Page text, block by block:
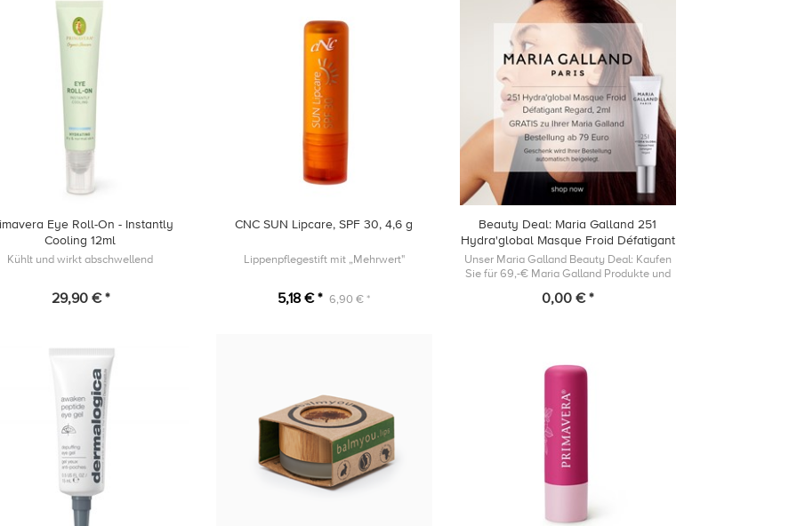
Eye Roll-On - Instantly
Cooling 12ml
Kühlt und wirkt abschwellend
29,90 € *
CNC SUN Lipcare, SPF 30, 4,6 g
Lippenpflegestift mit „Mehrwert"
5,18 € * 6,90 € *
Beauty Deal: Maria Galland 251
Hydra'global Masque Froid Défatigant
Regard 2ml
Unser Maria Galland Beauty Deal: Kaufen
Sie für 69,-€ Maria Galland Produkte und
Bestellung
0,00 € *